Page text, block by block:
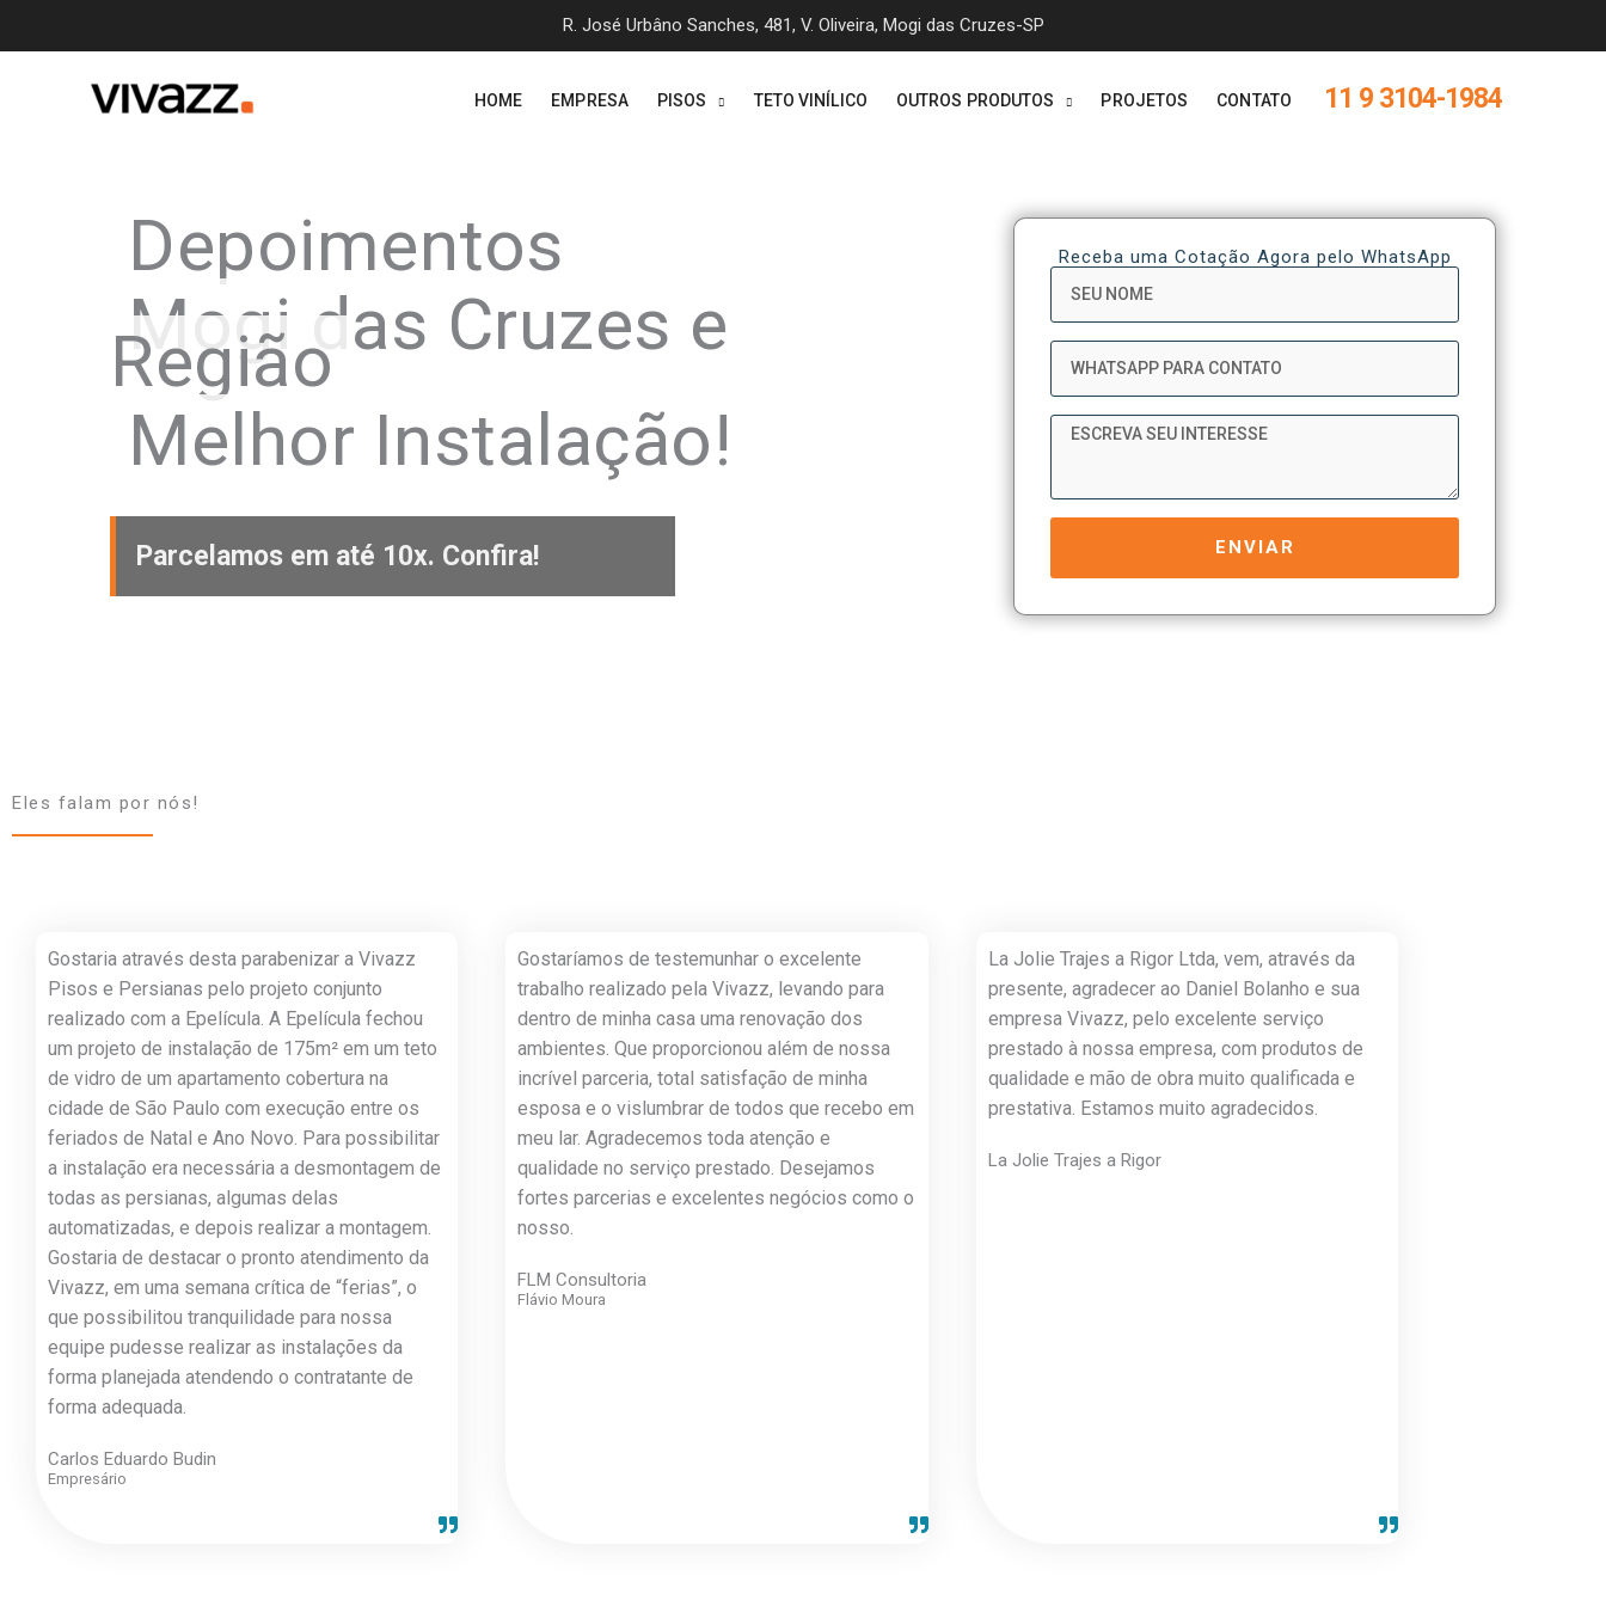
R. José Urbâno Sanches, 481, V. Oliveira, Mogi das Cruzes-SP
HOME EMPRESA PISOS TETO VINÍLICO OUTROS PRODUTOS PROJETOS CONTATO 11 9 3104-1984
Depoimentos
Mogi das Cruzes e
Região
Melhor Instalação!
Parcelamos em até 10x. Confira!
Receba uma Cotação Agora pelo WhatsApp
Mensagem
ENVIAR
Eles falam por nós!
Gostaria através desta parabenizar a Vivazz
Pisos e Persianas pelo projeto conjunto
realizado com a Epelícula. A Epelícula fechou
um projeto de instalação de 175m² em um teto
de vidro de um apartamento cobertura na
cidade de São Paulo com execução entre os
feriados de Natal e Ano Novo. Para possibilitar
a instalação era necessária a desmontagem de
todas as persianas, algumas delas
automatizadas, e depois realizar a montagem.
Gostaria de destacar o pronto atendimento da
Vivazz, em uma semana crítica de “ferias”, o
que possibilitou tranquilidade para nossa
equipe pudesse realizar as instalações da
forma planejada atendendo o contratante de
forma adequada.
Carlos Eduardo Budin
Empresário
Gostaríamos de testemunhar o excelente
trabalho realizado pela Vivazz, levando para
dentro de minha casa uma renovação dos
ambientes. Que proporcionou além de nossa
incrível parceria, total satisfação de minha
esposa e o vislumbrar de todos que recebo em
meu lar. Agradecemos toda atenção e
qualidade no serviço prestado. Desejamos
fortes parcerias e excelentes negócios como o
nosso.
FLM Consultoria
Flávio Moura
La Jolie Trajes a Rigor Ltda, vem, através da
presente, agradecer ao Daniel Bolanho e sua
empresa Vivazz, pelo excelente serviço
prestado à nossa empresa, com produtos de
qualidade e mão de obra muito qualificada e
prestativa. Estamos muito agradecidos.
La Jolie Trajes a Rigor